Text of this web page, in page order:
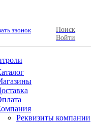
звонок
Поиск
Войти
Реквизиты компании